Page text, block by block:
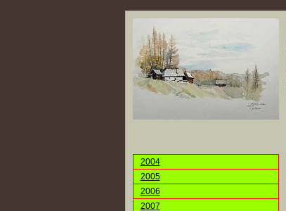
2004
2005
2006
2007